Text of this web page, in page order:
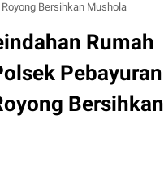
Bersihkan Mushola
Rumah
Pebayuran
Bersihkan